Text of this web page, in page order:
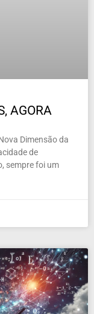
AGORA
Dimensão da
de
sempre foi um